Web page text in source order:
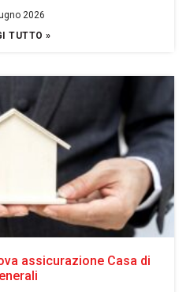
2026
TUTTO »
assicurazione Casa di